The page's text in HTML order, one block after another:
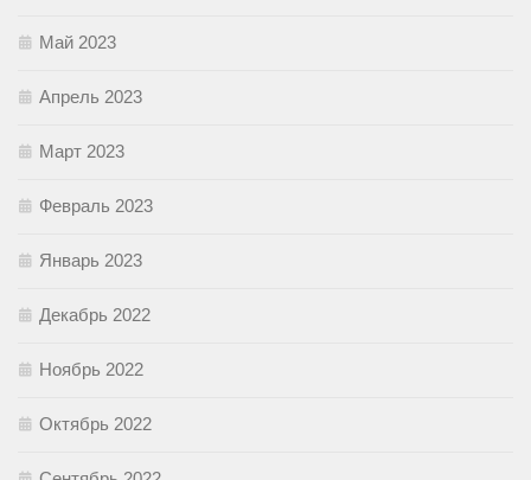
Май 2023
Апрель 2023
Март 2023
Февраль 2023
Январь 2023
Декабрь 2022
Ноябрь 2022
Октябрь 2022